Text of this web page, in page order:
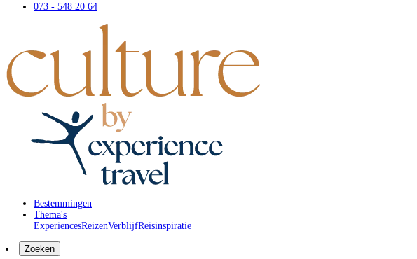
073 - 548 20 64
Bestemmingen
Thema's
ExperiencesReizenVerblijfReisinspiratie
Zoeken